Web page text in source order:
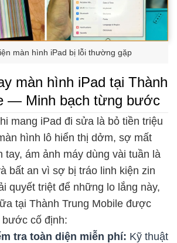
màn hình iPad bị lỗi thường gặp
màn hình iPad tại Thành
— Minh bạch từng bước
mang iPad đi sửa là bỏ tiền triệu
hình lô hiển thị dởm, sợ mất
tay, ám ảnh máy dùng vài tuần là
bất an vì sợ bị tráo linh kiện zin
quyết triệt để những lo lắng này,
tại Thành Trung Mobile được
cố định:
tra toàn diện miễn phí: Kỹ thuật